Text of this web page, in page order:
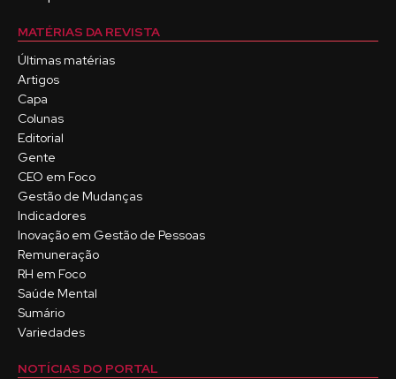
MATÉRIAS DA REVISTA
Últimas matérias
Artigos
Capa
Colunas
Editorial
Gente
CEO em Foco
Gestão de Mudanças
Indicadores
Inovação em Gestão de Pessoas
Remuneração
RH em Foco
Saúde Mental
Sumário
Variedades
NOTÍCIAS DO PORTAL